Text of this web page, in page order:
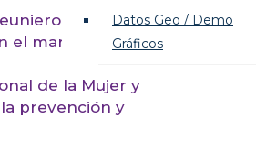
Datos Geo / Demo
Gráficos
en la
el marco del mes
de la Mujer y
prevención y